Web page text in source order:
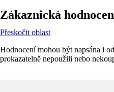
Zákaznická
Přeskočit oblast
Hodnocení mohou být napsána i
prokazatelně nepoužili nebo